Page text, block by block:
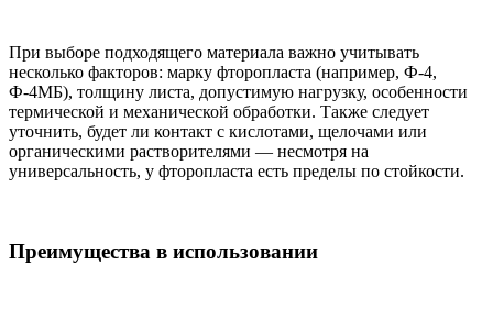
При выборе подходящего материала важно учитывать
несколько факторов: марку фторопласта (например, Ф-4,
Ф-4МБ), толщину листа, допустимую нагрузку, особенности
термической и механической обработки. Также следует
уточнить, будет ли контакт с кислотами, щелочами или
органическими растворителями — несмотря на
универсальность, у фторопласта есть пределы по стойкости.
Преимущества в использовании